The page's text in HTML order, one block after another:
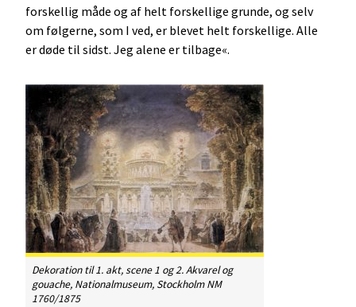
forskellig måde og af helt forskellige grunde, og selv
om følgerne, som I ved, er blevet helt forskellige. Alle
er døde til sidst. Jeg alene er tilbage«.
Dekoration til 1. akt, scene 1 og 2. Akvarel og
gouache, Nationalmuseum, Stockholm NM
1760/1875